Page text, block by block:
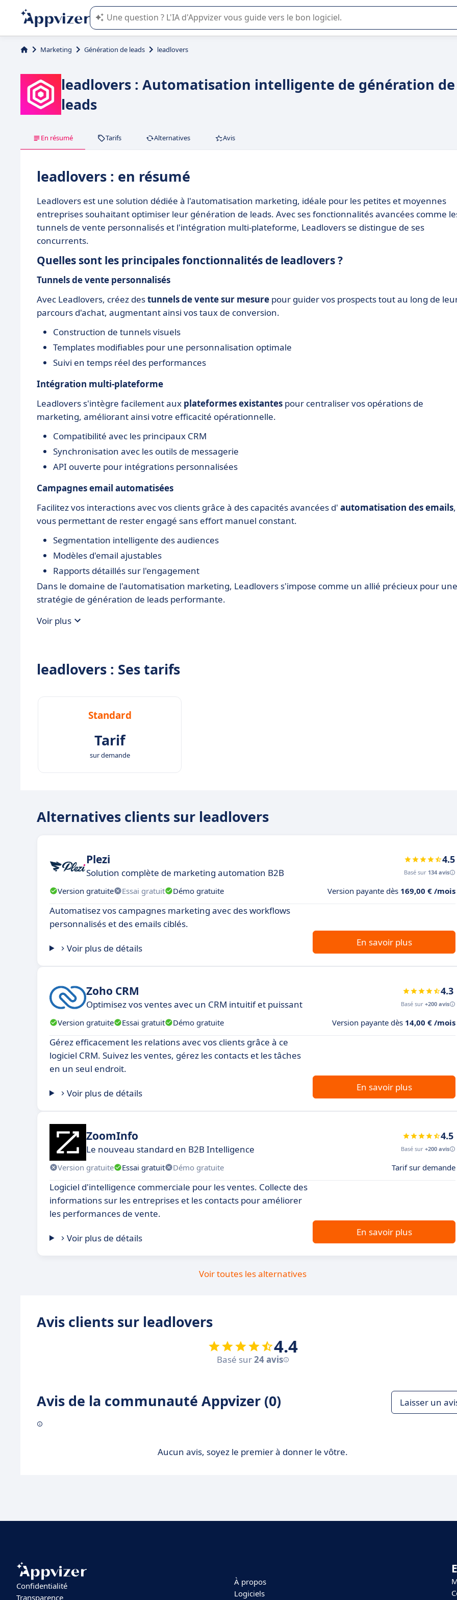
L'IA de Appvizer vous guide dans l'utilisation ou la sélection de logiciel SaaS en entreprise.
Marketing Génération de leads leadlovers
leadlovers : Automatisation intelligente de génération de
leads
En résumé Tarifs Alternatives Avis
leadlovers : en résumé
Leadlovers est une solution dédiée à l'automatisation marketing, idéale pour les petites et moyennes
entreprises souhaitant optimiser leur génération de leads. Avec ses fonctionnalités avancées comme
tunnels de vente personnalisés et l'intégration multi-plateforme, Leadlovers se distingue de ses
concurrents.
Quelles sont les principales fonctionnalités de leadlovers ?
Tunnels de vente personnalisés
Avec Leadlovers, créez destunnels de vente sur mesure pour guider vos prospects tout au long de
parcours d'achat, augmentant ainsi vos taux de conversion.
Construction de tunnels visuels
Templates modifiables pour une personnalisation optimale
Suivi en temps réel des performances
Intégration multi-plateforme
Leadlovers s'intègre facilement aux plateformes existantes pour centraliser vos opérations de
marketing, améliorant ainsi votre efficacité opérationnelle.
Compatibilité avec les principaux CRM
Synchronisation avec les outils de messagerie
API ouverte pour intégrations personnalisées
Campagnes email automatisées
Facilitez vos interactions avec vos clients grâce à des capacités avancées d' automatisation des emails,
vous permettant de rester engagé sans effort manuel constant.
Segmentation intelligente des audiences
Modèles d'email ajustables
Rapports détaillés sur l'engagement
Dans le domaine de l'automatisation marketing, Leadlovers s'impose comme un allié précieux pour une
stratégie de génération de leads performante.
Voir plus
leadlovers : Ses tarifs
Standard
Tarif
sur demande
Alternatives clients sur leadlovers
Plezi
Solution complète de marketing automation B2B
4.5
Basé sur 134 avis
Version gratuite Essai gratuit Démo gratuite Version payante dès 169,00 € /mois
Automatisez vos campagnes marketing avec des workflows
personnalisés et des emails ciblés.
Voir plus de détails
En savoir plus
Zoho CRM
Optimisez vos ventes avec un CRM intuitif et puissant
4.3
Basé sur +200 avis
Version gratuite Essai gratuit Démo gratuite Version payante dès 14,00 € /mois
Gérez efficacement les relations avec vos clients grâce à ce
logiciel CRM. Suivez les ventes, gérez les contacts et les tâches
en un seul endroit.
Voir plus de détails
En savoir plus
ZoomInfo
Le nouveau standard en B2B Intelligence
4.5
Basé sur +200 avis
Version gratuite Essai gratuit Démo gratuite Tarif sur demande
Logiciel d'intelligence commerciale pour les ventes. Collecte des
informations sur les entreprises et les contacts pour améliorer
les performances de vente.
Voir plus de détails
En savoir plus
Voir toutes les alternatives
Avis clients sur leadlovers
4.4
Basé sur24 avis
Avis de la communauté Appvizer (0) Laisser un
Aucun avis, soyez le premier à donner le vôtre.
Confidentialité
Transparence
À propos
Logiciels